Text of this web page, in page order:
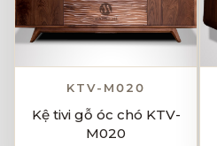
KTV-M020
Kệ tivi gỗ óc chó KTV-
M020